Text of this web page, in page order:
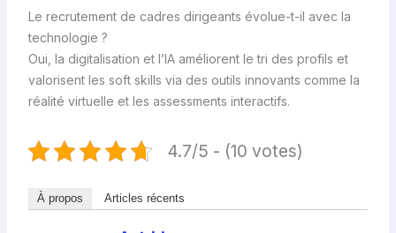
Le recrutement de cadres dirigeants évolue-t-il avec la
technologie ?
Oui, la digitalisation et l’IA améliorent le tri des profils et
valorisent les soft skills via des outils innovants comme la
réalité virtuelle et les assessments interactifs.
4.7/5 - (10 votes)
À propos Articles récents